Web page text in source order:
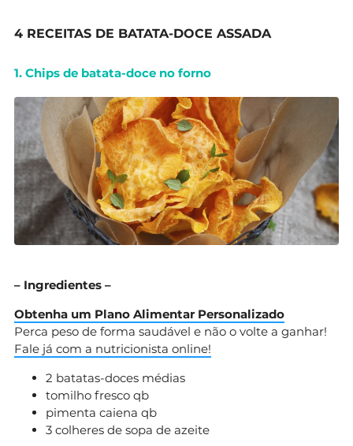
4 RECEITAS DE BATATA-DOCE ASSADA
1. Chips de batata-doce no forno
– Ingredientes –
Obtenha um Plano Alimentar Personalizado
Perca peso de forma saudável e não o volte a ganhar!
Fale já com a nutricionista online!
2 batatas-doces médias
tomilho fresco qb
pimenta caiena qb
3 colheres de sopa de azeite